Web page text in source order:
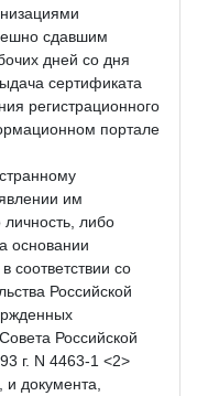
сдавшим
дней со дня
сертификата
регистрационного
портале
им
либо
основании
соответствии со
Российской
Российской
г. N 4463-1 <2>
документа,